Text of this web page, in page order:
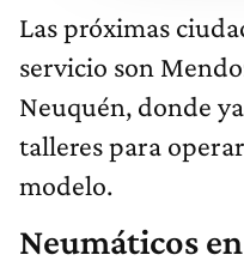
Las próximas
servicio son
Neuquén, donde
talleres para
modelo.
Neumáticos